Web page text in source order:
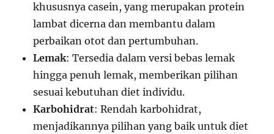
khususnya casein, yang merupakan protein
lambat dicerna dan membantu dalam
perbaikan otot dan pertumbuhan.
Lemak: Tersedia dalam versi bebas lemak
hingga penuh lemak, memberikan pilihan
sesuai kebutuhan diet individu.
Karbohidrat: Rendah karbohidrat,
menjadikannya pilihan yang baik untuk diet